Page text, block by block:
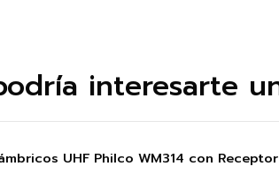
interesarte
UHF Philco WM314 con Receptor